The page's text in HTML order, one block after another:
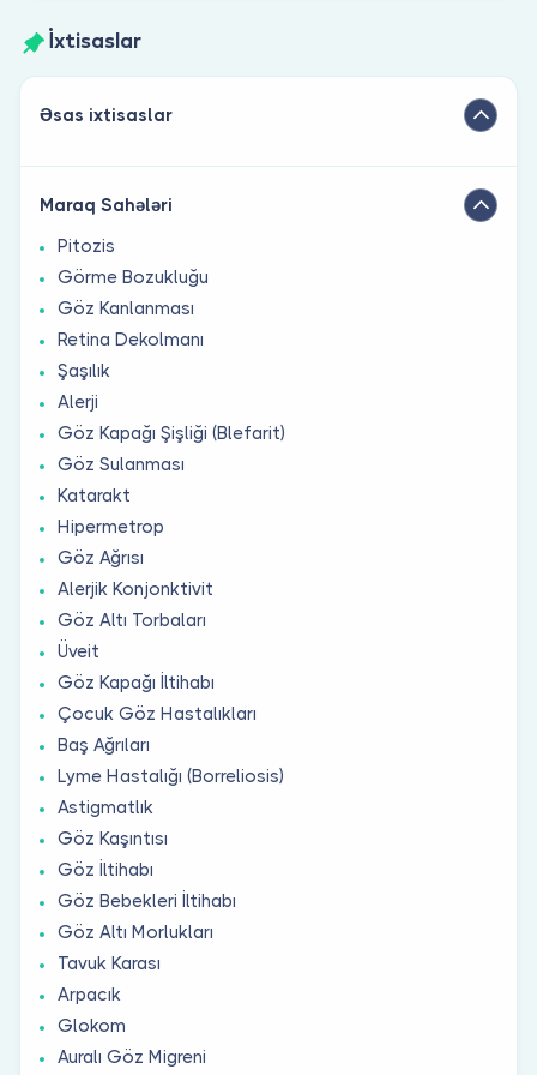
İxtisaslar
Əsas ixtisaslar
Maraq Sahələri
Pitozis
Görme Bozukluğu
Göz Kanlanması
Retina Dekolmanı
Şaşılık
Alerji
Göz Kapağı Şişliği (Blefarit)
Göz Sulanması
Katarakt
Hipermetrop
Göz Ağrısı
Alerjik Konjonktivit
Göz Altı Torbaları
Üveit
Göz Kapağı İltihabı
Çocuk Göz Hastalıkları
Baş Ağrıları
Lyme Hastalığı (Borreliosis)
Astigmatlık
Göz Kaşıntısı
Göz İltihabı
Göz Bebekleri İltihabı
Göz Altı Morlukları
Tavuk Karası
Arpacık
Glokom
Auralı Göz Migreni